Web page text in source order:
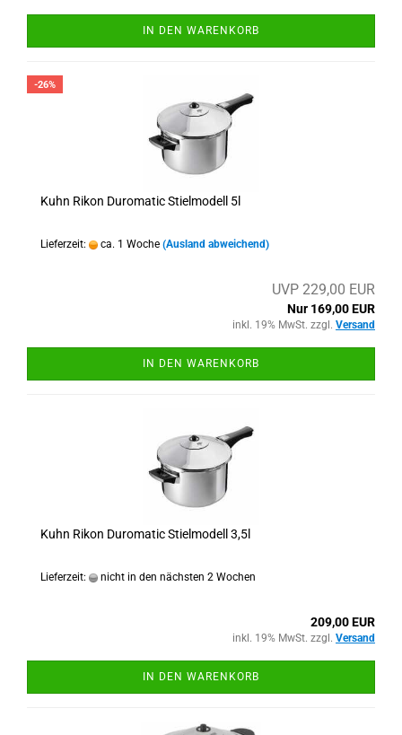
IN DEN WARENKORB
-26%
Kuhn Rikon Duromatic Stielmodell 5l
Lieferzeit: ca. 1 Woche (Ausland abweichend)
UVP 229,00 EUR
Nur 169,00 EUR
inkl. 19% MwSt. zzgl. Versand
IN DEN WARENKORB
Kuhn Rikon Duromatic Stielmodell 3,5l
Lieferzeit: nicht in den nächsten 2 Wochen
209,00 EUR
inkl. 19% MwSt. zzgl. Versand
IN DEN WARENKORB